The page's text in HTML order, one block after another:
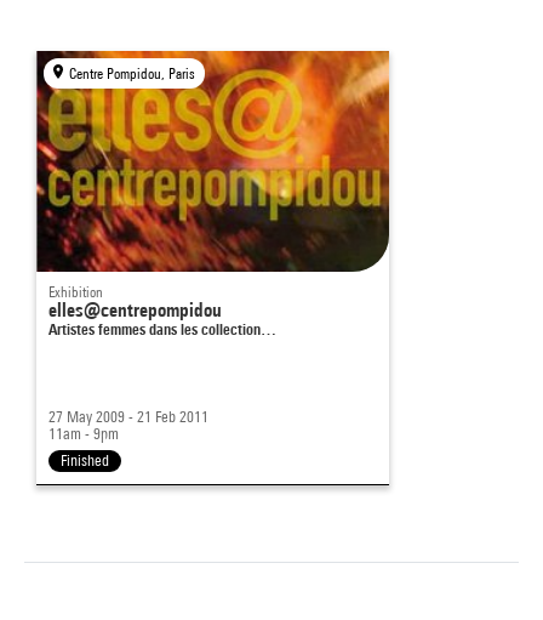
Centre Pompidou, Paris
Exhibition
elles@centrepompidou
Artistes femmes dans les collection…
27 May 2009 - 21 Feb 2011
11am - 9pm
Finished